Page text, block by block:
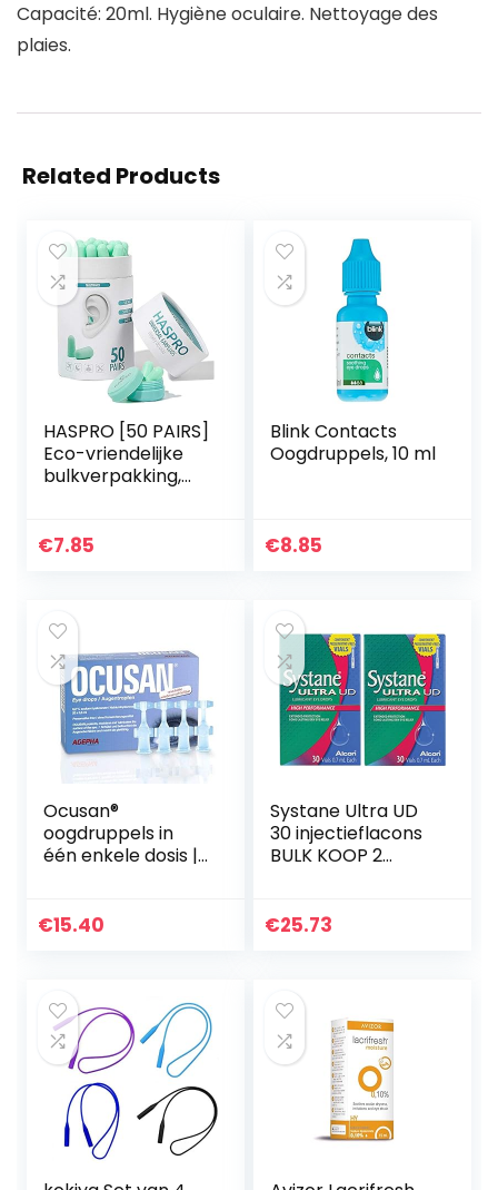
Capacité: 20ml. Hygiène oculaire. Nettoyage des
plaies.
Related Products
HASPRO [50 PAIRS]
Eco-vriendelijke
bulkverpakking,
oordopjes in GIGA-
€7.85
Blink Contacts
Oogdruppels, 10 ml
€8.85
Ocusan®
oogdruppels in
één enkele dosis |
geschikt voor het
€15.40
Systane Ultra UD
30 injectieflacons
BULK KOOP 2
totaal)
€25.73